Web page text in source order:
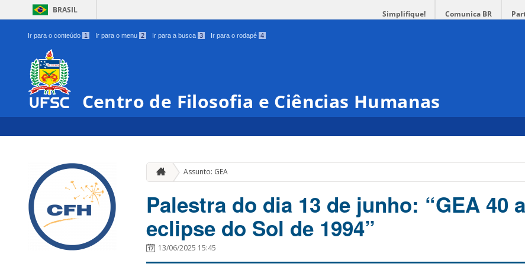
BRASIL Simplifique! Comunica BR
Ir para o conteúdo 1 Ir para o menu 2 Ir para a busca 3 Ir para o rodapé 4
Centro de Filosofia e Ciências Humanas
Assunto: GEA
Palestra do dia 13 de junho: “GEA 40
eclipse do Sol de 1994”
13/06/2025 15:45